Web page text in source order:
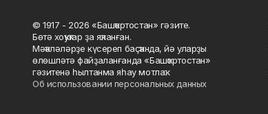
© 1917 - 2026 «Башҡортостан» гәзите.
Бөтә хоҡуҡтар ҙа яҡланған.
Мәҡәләләрҙе күсереп баҫҡанда, йә уларҙы
өлөшләтә файҙаланғанда «Башҡортостан»
гәзитенә һылтанма яһау мотлаҡ.
Об использовании персональных данных